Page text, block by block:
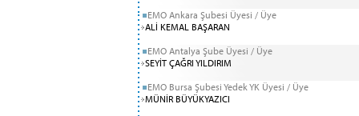
EMO Ankara Şubesi Üyesi / Üye
ALİ KEMAL BAŞARAN
EMO Antalya Şube Üyesi / Üye
SEYİT ÇAĞRI YILDIRIM
EMO Bursa Şubesi Yedek YK Üyesi / Üye
MÜNİR BÜYÜKYAZICI